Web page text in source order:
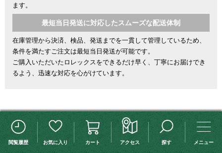
ます。
最短当日発送に対応したスムーズな配送体制
在庫管理から決済、検品、発送までを一貫して管理しているため、
条件を満たすご注文は最短当日発送が可能です。
ご購入いただいたロレックスをできるだけ早く、丁寧にお届けでき
るよう、迅速な対応を心がけています。
ロレックス サブマリーナー のお客様レビュー
閲覧履歴 お気に入り カート アクセス 探す メニュー
この検索条件を保存する 検索条件変更